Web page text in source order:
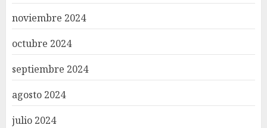
noviembre 2024
octubre 2024
septiembre 2024
agosto 2024
julio 2024